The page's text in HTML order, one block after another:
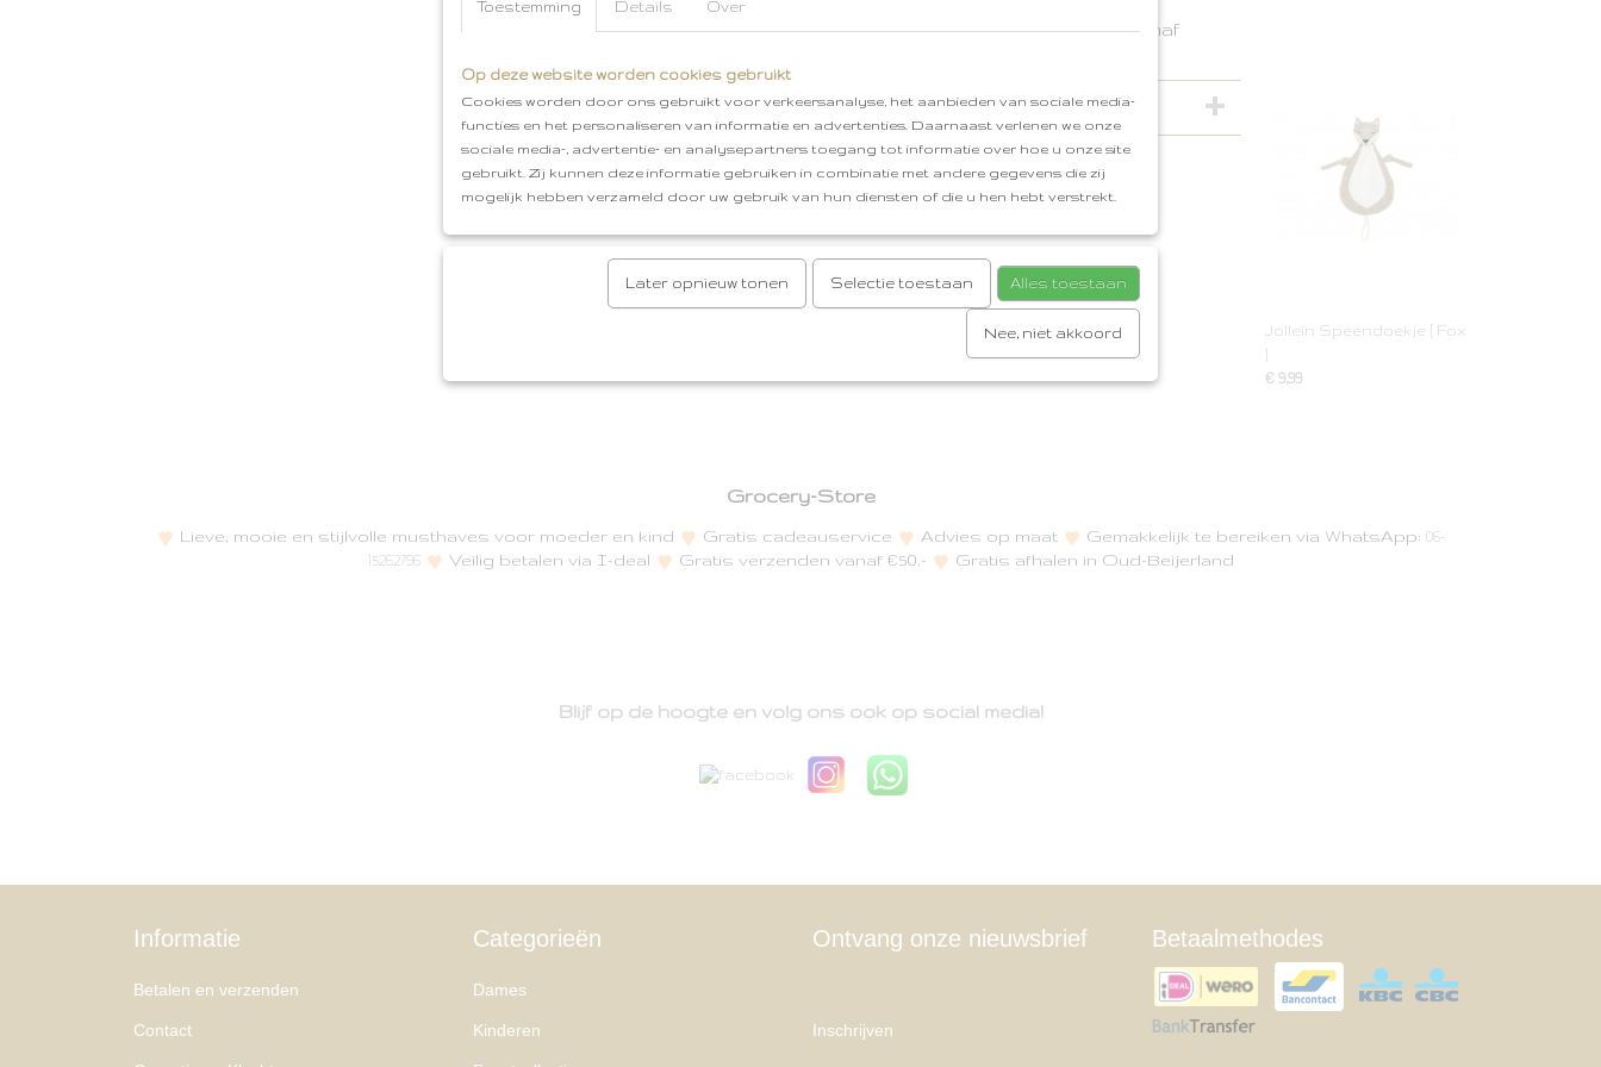
CE gecertificeerd
beijerkand
Gratis cadeauservice
Gratis verzenden vanaf
Reacties
Jollein Speendoekje [ Fox
€ 9,99
Grocery-Store
Lieve, mooie en stijlvolle musthaves voor moeder en kind Gratis cadeauservice Advies op maat Gemakkelijk te bereiken via WhatsApp: 06-
15262796
Veilig betalen via I-deal Gratis verzenden vanaf €50,- Gratis afhalen in Oud-Beijerland
Blijf op de hoogte en volg ons ook op social media!
Informatie
Betalen en verzenden
Contact
Categorieën
Dames
Kinderen
Ontvang onze nieuwsbrief
Inschrijven
Betaalmethodes
Toestemming Details Over
Op deze website worden cookies gebruikt
Cookies worden door ons gebruikt voor verkeersanalyse, het aanbieden van sociale media-
functies en het personaliseren van informatie en advertenties. Daarnaast verlenen we onze
sociale media-, advertentie- en analysepartners toegang tot informatie over hoe u onze site
gebruikt. Zij kunnen deze informatie gebruiken in combinatie met andere gegevens die zij
mogelijk hebben verzameld door uw gebruik van hun diensten of die u hen hebt verstrekt.
Later opnieuw tonen Selectie toestaan Alles toestaan
Nee, niet akkoord